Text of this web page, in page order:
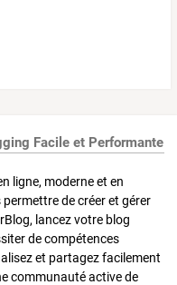
Facile et Performante
ligne, moderne et en
de créer et gérer
lancez votre blog
de compétences
et partagez facilement
communauté active de